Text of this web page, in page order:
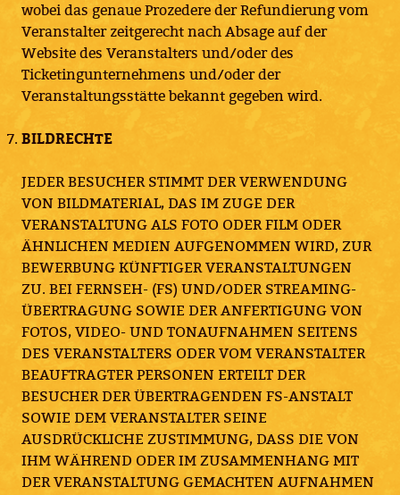
wobei das genaue Prozedere der Refundierung vom
Veranstalter zeitgerecht nach Absage auf der
Website des Veranstalters und/oder des
Ticketingunternehmens und/oder der
Veranstaltungsstätte bekannt gegeben wird.
BILDRECHTE
JEDER BESUCHER STIMMT DER VERWENDUNG
VON BILDMATERIAL, DAS IM ZUGE DER
VERANSTALTUNG ALS FOTO ODER FILM ODER
ÄHNLICHEN MEDIEN AUFGENOMMEN WIRD, ZUR
BEWERBUNG KÜNFTIGER VERANSTALTUNGEN
ZU. BEI FERNSEH- (FS) UND/ODER STREAMING-
ÜBERTRAGUNG SOWIE DER ANFERTIGUNG VON
FOTOS, VIDEO- UND TONAUFNAHMEN SEITENS
DES VERANSTALTERS ODER VOM VERANSTALTER
BEAUFTRAGTER PERSONEN ERTEILT DER
BESUCHER DER ÜBERTRAGENDEN FS-ANSTALT
SOWIE DEM VERANSTALTER SEINE
AUSDRÜCKLICHE ZUSTIMMUNG, DASS DIE VON
IHM WÄHREND ODER IM ZUSAMMENHANG MIT
DER VERANSTALTUNG GEMACHTEN AUFNAHMEN